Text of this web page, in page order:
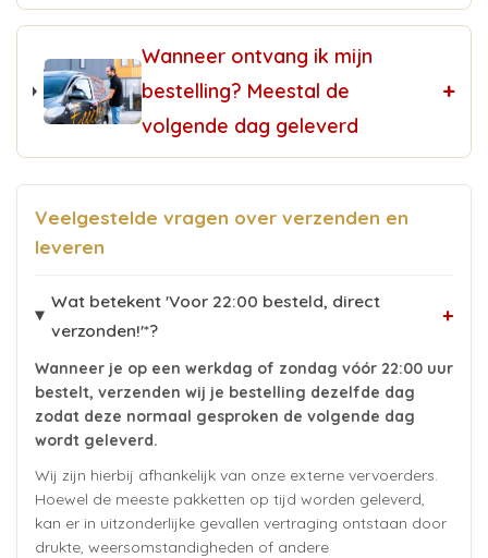
Wanneer ontvang ik mijn
bestelling? Meestal de
volgende dag geleverd
+
Veelgestelde vragen over verzenden en
leveren
Wat betekent 'Voor 22:00 besteld, direct
verzonden!'*?
+
Wanneer je op een werkdag of zondag vóór 22:00 uur
bestelt, verzenden wij je bestelling dezelfde dag
zodat deze normaal gesproken de volgende dag
wordt geleverd.
Wij zijn hierbij afhankelijk van onze externe vervoerders.
Hoewel de meeste pakketten op tijd worden geleverd,
kan er in uitzonderlijke gevallen vertraging ontstaan door
drukte, weersomstandigheden of andere